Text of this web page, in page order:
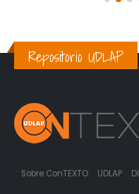
Repositorio UDLAP
Sobre ConTEXTO UDLAP